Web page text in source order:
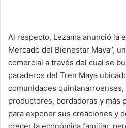
Al respecto, Lezama anunció la
Mercado del Bienestar Maya’’,
comercial a través del cual se
paraderos del Tren Maya
comunidades
productores, bordadoras y más
para exponer sus creaciones y
crecer la económica familiar,